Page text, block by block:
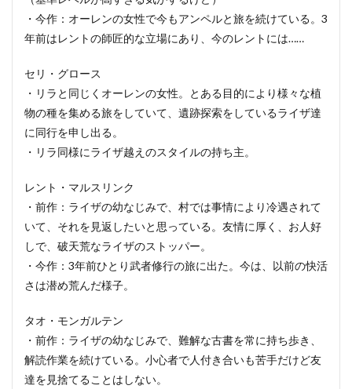
・今作：オーレンの女性で今もアンペルと旅を続けている。3
年前はレントの師匠的な立場にあり、今のレントには……
セリ・グロース
・リラと同じくオーレンの女性。とある目的により様々な植
物の種を集める旅をしていて、遺跡探索をしているライザ達
に同行を申し出る。
・リラ同様にライザ越えのスタイルの持ち主。
レント・マルスリンク
・前作：ライザの幼なじみで、村では事情により冷遇されて
いて、それを見返したいと思っている。友情に厚く、お人好
しで、破天荒なライザのストッパー。
・今作：3年前ひとり武者修行の旅に出た。今は、以前の快活
さは潜め荒んだ様子。
タオ・モンガルテン
・前作：ライザの幼なじみで、難解な古書を常に持ち歩き、
解読作業を続けている。小心者で人付き合いも苦手だけど友
達を見捨てることはしない。